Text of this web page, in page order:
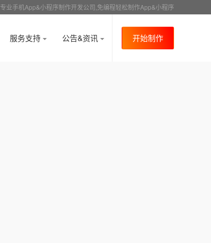
专业手机App&小程序制作开发公司,免编程轻松制作App&小程序
服务支持 公告&资讯 开始制作